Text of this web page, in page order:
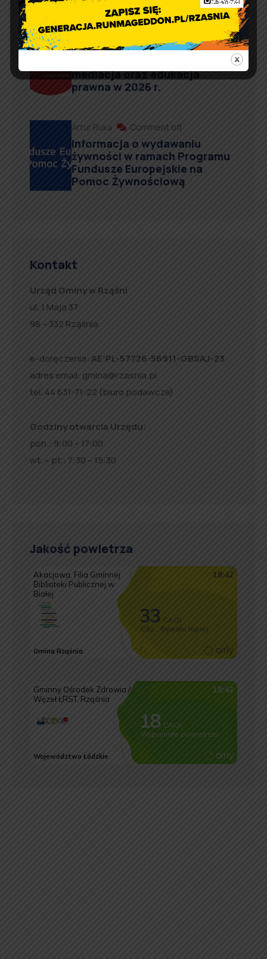
Artur Ruka
Nieodpłatna pomoc prawna,
mediacja oraz edukacja
prawna w 2026 r.
Artur Ruka Comment off
Informacja o wydawaniu
żywności w ramach Programu
Fundusze Europejskie na
Pomoc Żywnościową
Kontakt
Urząd Gminy w Rząśni
ul. 1 Maja 37
98 – 332 Rząśnia
e-doręczenia: AE:PL-57726-56911-GBSAJ-23
adres email: gmina@rzasnia.pl
tel. 44 631-71-22 (biuro podawcze)
Godziny otwarcia Urzędu:
pon.: 9:00 – 17:00
wt. – pt.: 7:30 – 15:30
Jakość powietrza